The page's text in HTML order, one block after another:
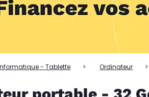
- Tablette Ordinateur